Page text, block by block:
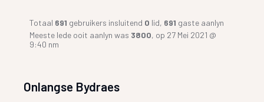
Totaal 691 gebruikers insluitend 0 lid, 691 gaste aanlyn
Meeste lede ooit aanlyn was 3800, op 27 Mei 2021 @
9:40 nm
Onlangse Bydraes